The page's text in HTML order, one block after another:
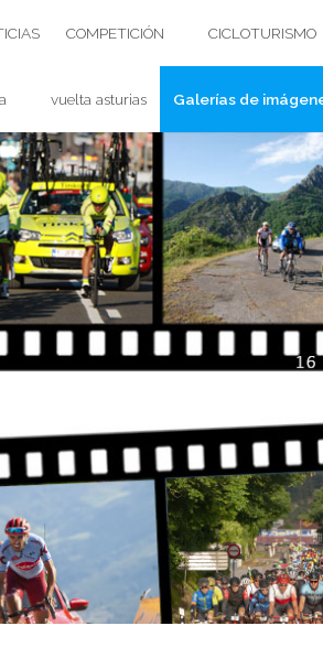
COMPETICIÓN CICLOTURISMO
vuelta asturias Galerías de